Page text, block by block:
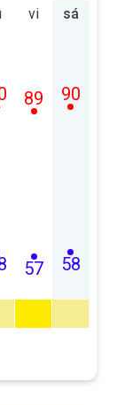
vi
57
89
sá
58
90